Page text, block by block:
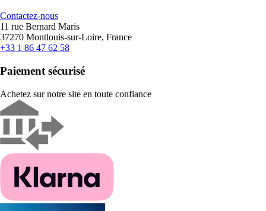
Contactez-nous
11 rue Bernard Maris
37270 Montlouis-sur-Loire, France
+33 1 86 47 62 58
Paiement sécurisé
Achetez sur notre site en toute confiance